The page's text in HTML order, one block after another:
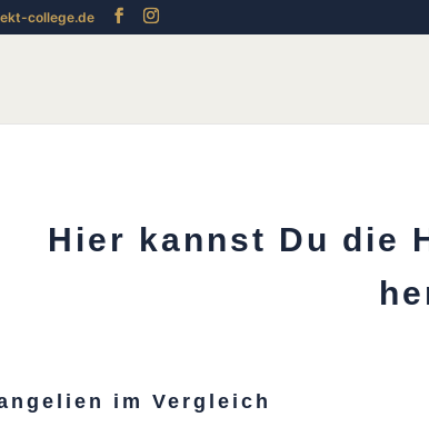
college.de
Hier kannst Du die
im Vergleich